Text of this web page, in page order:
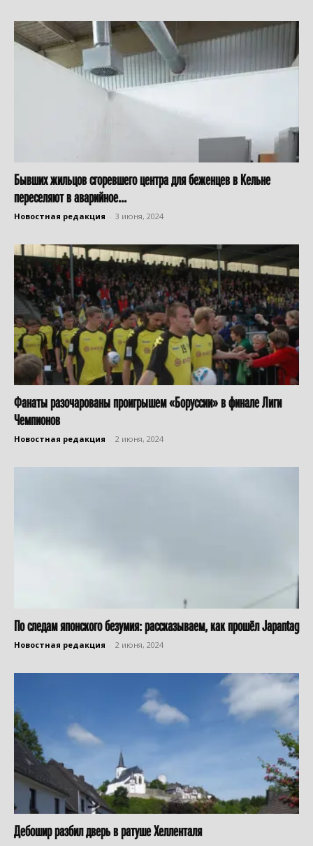
Бывших жильцов сгоревшего центра для беженцев в Кельне
переселяют в аварийное...
Новостная редакция 3 июня, 2024
Фанаты разочарованы проигрышем «Боруссии» в финале Лиги
Чемпионов
Новостная редакция 2 июня, 2024
По следам японского безумия: рассказываем, как прошёл Japantag
Новостная редакция 2 июня, 2024
Дебошир разбил дверь в ратуше Хелленталя